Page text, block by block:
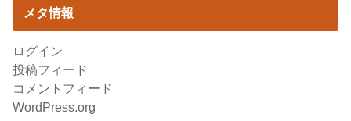
メタ情報
ログイン
投稿フィード
コメントフィード
WordPress.org